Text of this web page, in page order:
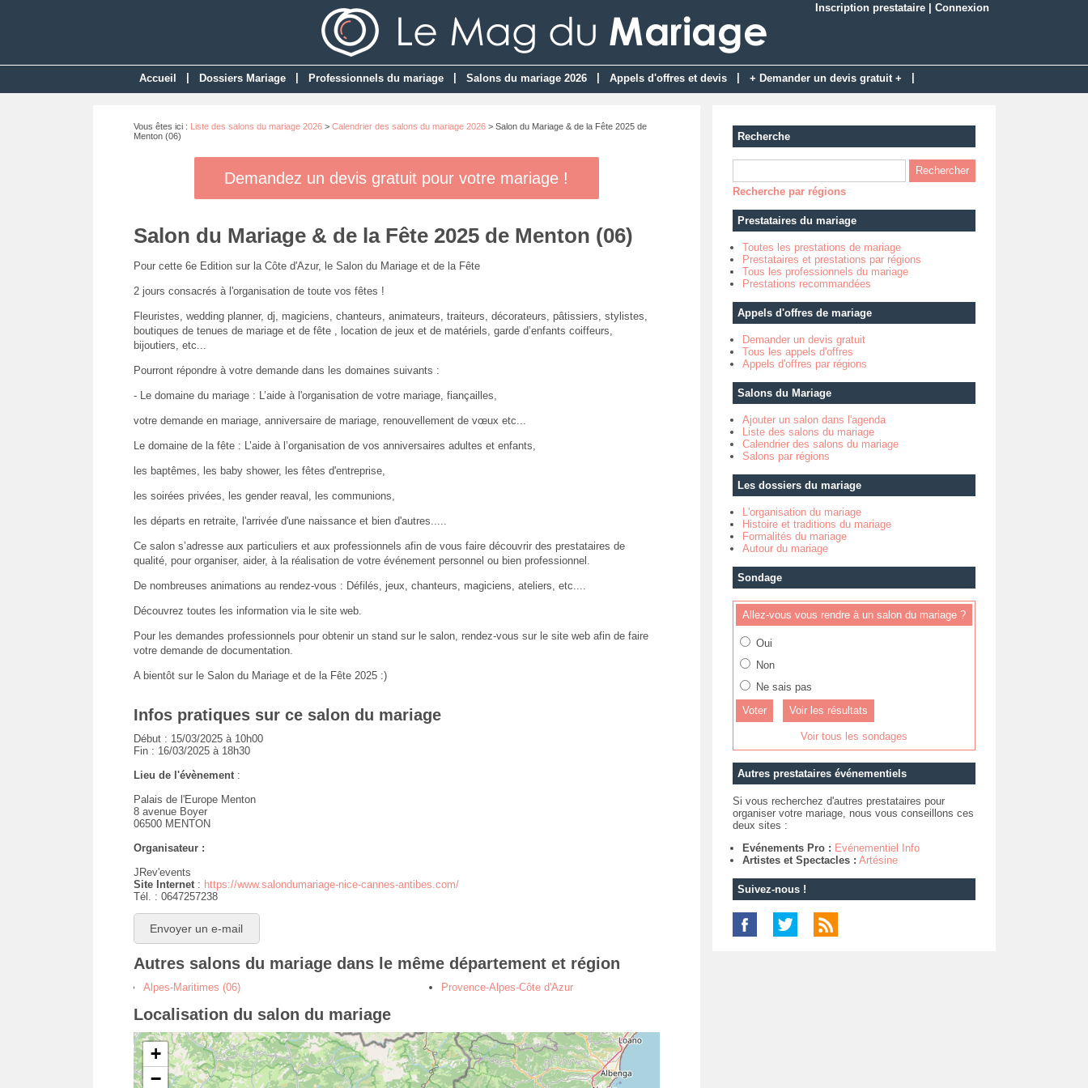
Inscription prestataire Connexion
Accueil Dossiers Mariage Professionnels du mariage Salons du mariage 2026 Appels d'offres et devis + Demander un devis gratuit +
Vous êtes ici : Liste des salons du mariage 2026> Calendrier des salons du mariage 2026> Salon du Mariage & de la Fête 2025 de
Menton (06)
Demandez un devis gratuit pour votre mariage !
Salon du Mariage & de la Fête 2025 de Menton (06)
Pour cette 6e Edition sur la Côte d'Azur, le Salon du Mariage et de la Fête
2 jours consacrés à l'organisation de toute vos fêtes !
Fleuristes, wedding planner, dj, magiciens, chanteurs, animateurs, traiteurs, décorateurs, pâtissiers, stylistes,
boutiques de tenues de mariage et de fête , location de jeux et de matériels, garde d’enfants coiffeurs,
bijoutiers, etc...
Pourront répondre à votre demande dans les domaines suivants :
- Le domaine du mariage : L’aide à l'organisation de votre mariage, fiançailles,
votre demande en mariage, anniversaire de mariage, renouvellement de vœux etc...
Le domaine de la fête : L’aide à l’organisation de vos anniversaires adultes et enfants,
les baptêmes, les baby shower, les fêtes d'entreprise,
les soirées privées, les gender reaval, les communions,
les départs en retraite, l'arrivée d'une naissance et bien d'autres.....
Ce salon s’adresse aux particuliers et aux professionnels afin de vous faire découvrir des prestataires de
qualité, pour organiser, aider, à la réalisation de votre événement personnel ou bien professionnel.
De nombreuses animations au rendez-vous : Défilés, jeux, chanteurs, magiciens, ateliers, etc....
Découvrez toutes les information via le site web.
Pour les demandes professionnels pour obtenir un stand sur le salon, rendez-vous sur le site web afin de faire
votre demande de documentation.
A bientôt sur le Salon du Mariage et de la Fête 2025 :)
Infos pratiques sur ce salon du mariage
Début : 15/03/2025 à 10h00
Fin : 16/03/2025 à 18h30
Lieu de l'évènement:
Palais de l'Europe Menton
8 avenue Boyer
06500 MENTON
Organisateur :
JRev'events
Site Internet: https://www.salondumariage-nice-cannes-antibes.com/
Tél. : 0647257238
Envoyer un e-mail
Autres salons du mariage dans le même département et région
Alpes-Maritimes (06) Provence-Alpes-Côte d'Azur
Localisation du salon du mariage
+
−
Recherche
Recherche par régions
Prestataires du mariage
Toutes les prestations de mariage
Prestataires et prestations par régions
Tous les professionnels du mariage
Prestations recommandées
Appels d'offres de mariage
Demander un devis gratuit
Tous les appels d'offres
Appels d'offres par régions
Salons du Mariage
Ajouter un salon dans l'agenda
Liste des salons du mariage
Calendrier des salons du mariage
Salons par régions
Les dossiers du mariage
L'organisation du mariage
Histoire et traditions du mariage
Formalités du mariage
Autour du mariage
Sondage
Allez-vous vous rendre à un salon du mariage ?
Oui
Non
Ne sais pas
Voir les résultats
Voir tous les sondages
Autres prestataires événementiels
Si vous recherchez d'autres prestataires pour
organiser votre mariage, nous vous conseillons ces
deux sites :
Evénements Pro : Evénementiel Info
Artistes et Spectacles : Artésine
Suivez-nous !